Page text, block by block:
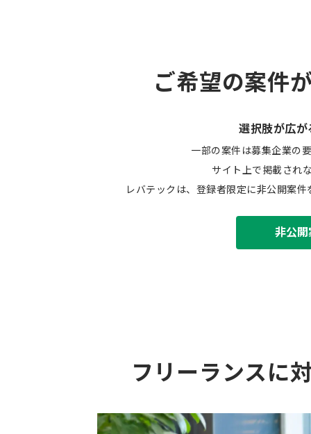
ご希望の案件
選択肢が広が
一部の案件は募集企業の
サイト上で掲載され
レバテックは、登録者限定に非公開案
非公
フリーランスに